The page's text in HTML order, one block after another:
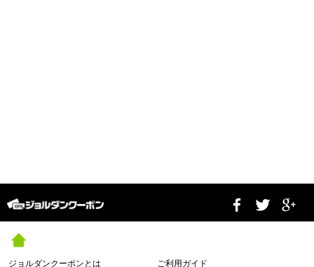
ジョルダンクーポンとは ご利用ガイド